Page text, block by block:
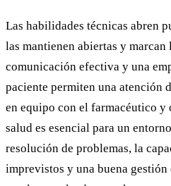
Las habilidades técnicas abren
las mantienen abiertas y
comunicación efectiva y una
paciente permiten una atención
en equipo con el farmacéutico y
salud es esencial para un
resolución de problemas, la
imprevistos y una buena